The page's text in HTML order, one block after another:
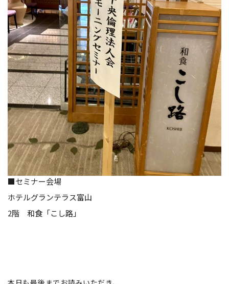
■セミナー会場
ホテルグランテラス富山
2階 和食「こし路」